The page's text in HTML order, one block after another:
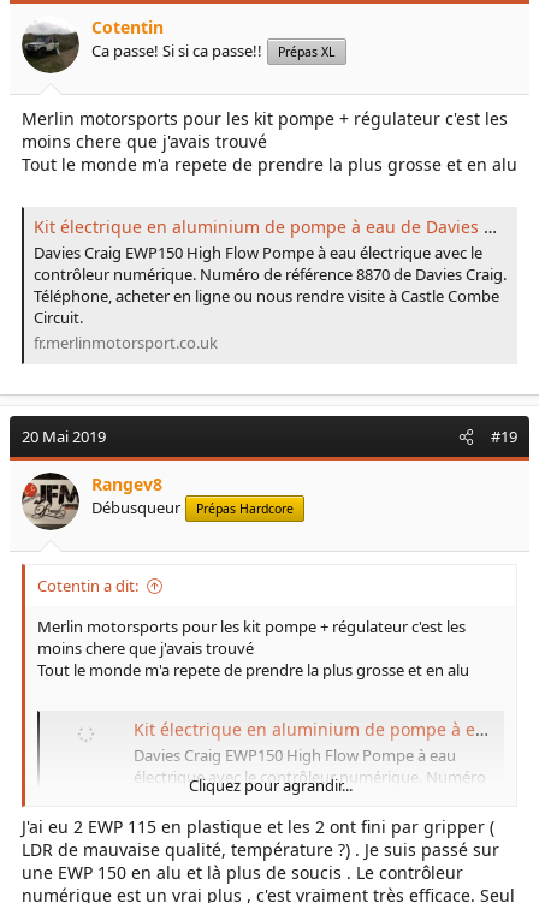
Cotentin
Ca passe! Si si ca passe!! Prépas XL
Merlin motorsports pour les kit pompe + régulateur c'est les
moins chere que j'avais trouvé
Tout le monde m'a repete de prendre la plus grosse et en alu
Kit électrique en aluminium de pompe à eau de Davies Craig EWP150 de sport mécanique de MERLIN
Davies Craig EWP150 High Flow Pompe à eau électrique avec le
contrôleur numérique. Numéro de référence 8870 de Davies Craig.
Téléphone, acheter en ligne ou nous rendre visite à Castle Combe
Circuit.
fr.merlinmotorsport.co.uk
20 Mai 2019 #19
Rangev8
Débusqueur Prépas Hardcore
Cotentin a dit:
Merlin motorsports pour les kit pompe + régulateur c'est les
moins chere que j'avais trouvé
Tout le monde m'a repete de prendre la plus grosse et en alu
Kit électrique en aluminium de pompe à eau de Davies Craig EWP150 de sport mécanique de MERLIN
Davies Craig EWP150 High Flow Pompe à eau
électrique avec le contrôleur numérique. Numéro
de référence 8870 de Davies Craig. Téléphone,
acheter en ligne ou nous rendre visite à Castle
Combe Circuit.
fr.merlinmotorsport.co.uk
Cliquez pour agrandir...
J'ai eu 2 EWP 115 en plastique et les 2 ont fini par gripper (
LDR de mauvaise qualité, température ?) . Je suis passé sur
une EWP 150 en alu et là plus de soucis . Le contrôleur
numérique est un vrai plus , c'est vraiment très efficace. Seul